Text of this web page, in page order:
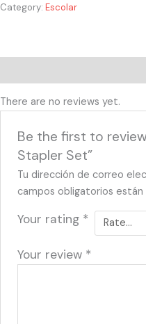
Category: Escolar
There are no reviews yet.
Be the first to
Stapler Set”
Tu dirección de correo
campos obligatorios están
Your rating *
Your review *